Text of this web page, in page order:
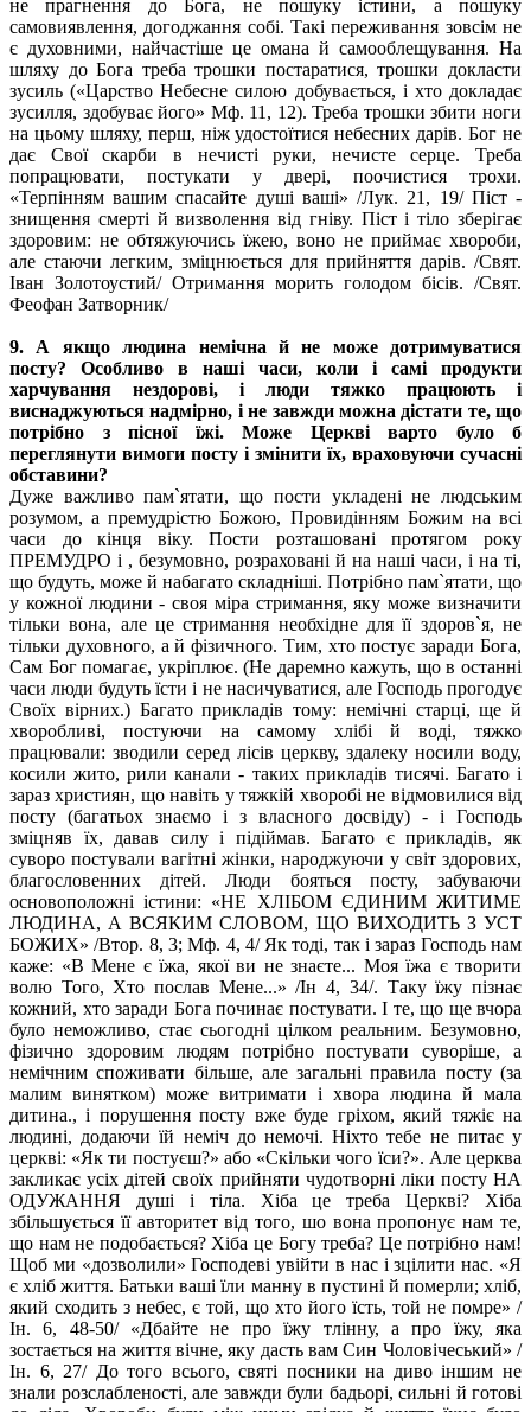
не прагнення до Бога, не пошуку істини, а пошуку
самовиявлення, догоджання собі. Такі переживання зовсім не
є духовними, найчастіше це омана й самооблещування. На
шляху до Бога треба трошки постаратися, трошки докласти
зусиль («Царство Небесне силою добувається, і хто докладає
зусилля, здобуває його» Мф. 11, 12). Треба трошки збити ноги
на цьому шляху, перш, ніж удостоїтися небесних дарів. Бог не
дає Свої скарби в нечисті руки, нечисте серце. Треба
попрацювати, постукати у двері, поочистися трохи.
«Терпінням вашим спасайте душі ваші» /Лук. 21, 19/ Піст -
знищення смерті й визволення від гніву. Піст і тіло зберігає
здоровим: не обтяжуючись їжею, воно не приймає хвороби,
але стаючи легким, зміцнюється для прийняття дарів. /Свят.
Іван Золотоустий/ Отримання морить голодом бісів. /Свят.
Феофан Затворник/
9. А якщо людина немічна й не може дотримуватися
посту? Особливо в наші часи, коли і самі продукти
харчування нездорові, і люди тяжко працюють і
виснаджуються надмірно, і не завжди можна дістати те, що
потрібно з пісної їжі. Може Церкві варто було б
переглянути вимоги посту і змінити їх, враховуючи сучасні
обставини?
Дуже важливо пам`ятати, що пости укладені не людським
розумом, а премудрістю Божою, Провидінням Божим на всі
часи до кінця віку. Пости розташовані протягом року
ПРЕМУДРО і , безумовно, розраховані й на наші часи, і на ті,
що будуть, може й набагато складніші. Потрібно пам`ятати, що
у кожної людини - своя міра стримання, яку може визначити
тільки вона, але це стримання необхідне для її здоров`я, не
тільки духовного, а й фізичного. Тим, хто постує заради Бога,
Сам Бог помагає, укріплює. (Не даремно кажуть, що в останні
часи люди будуть їсти і не насичуватися, але Господь прогодує
Своїх вірних.) Багато прикладів тому: немічні старці, ще й
хворобливі, постуючи на самому хлібі й воді, тяжко
працювали: зводили серед лісів церкву, здалеку носили воду,
косили жито, рили канали - таких прикладів тисячі. Багато і
зараз християн, що навіть у тяжкій хворобі не відмовилися від
посту (багатьох знаємо і з власного досвіду) - і Господь
зміцняв їх, давав силу і підіймав. Багато є прикладів, як
суворо постували вагітні жінки, народжуючи у світ здорових,
благословенних дітей. Люди бояться посту, забуваючи
основоположні істини: «НЕ ХЛІБОМ ЄДИНИМ ЖИТИМЕ
ЛЮДИНА, А ВСЯКИМ СЛОВОМ, ЩО ВИХОДИТЬ З УСТ
БОЖИХ» /Втор. 8, 3; Мф. 4, 4/ Як тоді, так і зараз Господь нам
каже: «В Мене є їжа, якої ви не знаєте... Моя їжа є творити
волю Того, Хто послав Мене...» /Ін 4, 34/. Таку їжу пізнає
кожний, хто заради Бога починає постувати. І те, що ще вчора
було неможливо, стає сьогодні цілком реальним. Безумовно,
фізично здоровим людям потрібно постувати суворіше, а
немічним споживати більше, але загальні правила посту (за
малим винятком) може витримати і хвора людина й мала
дитина., і порушення посту вже буде гріхом, який тяжіє на
людині, додаючи їй неміч до немочі. Ніхто тебе не питає у
церкві: «Як ти постуєш?» або «Скільки чого їси?». Але церква
закликає усіх дітей своїх прийняти чудотворні ліки посту НА
ОДУЖАННЯ душі і тіла. Хіба це треба Церкві? Хіба
збільшується її авторитет від того, шо вона пропонує нам те,
що нам не подобається? Хіба це Богу треба? Це потрібно нам!
Щоб ми «дозволили» Господеві увійти в нас і зцілити нас. «Я
є хліб життя. Батьки ваші їли манну в пустині й померли; хліб,
який сходить з небес, є той, що хто його їсть, той не помре» /
Ін. 6, 48-50/ «Дбайте не про їжу тлінну, а про їжу, яка
зостається на життя вічне, яку дасть вам Син Чоловічеський» /
Ін. 6, 27/ До того всього, святі посники на диво іншим не
знали розслабленості, але завжди були бадьорі, сильні й готові